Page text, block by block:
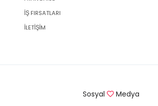
İŞ FIRSATLARI
İLETİŞİM
Sosyal Medya